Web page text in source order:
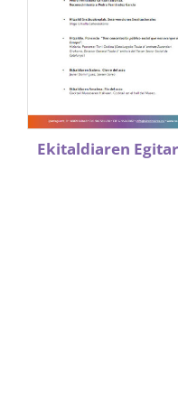
Ekitaldiaren